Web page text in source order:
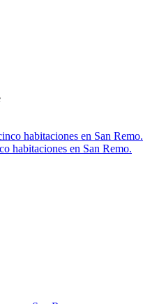
habitaciones en San Remo.